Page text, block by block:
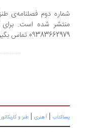
شده است. برای تهیه
تماس بگیرید.
...............
. هر
|اُ هنری| طنز و کاریکاتور |